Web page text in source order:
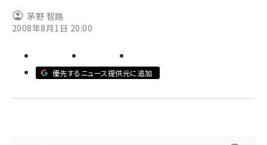
abc123 (1371)
茅野 智路
2008年8月1日 20:00
優先するニュース提供元に追加